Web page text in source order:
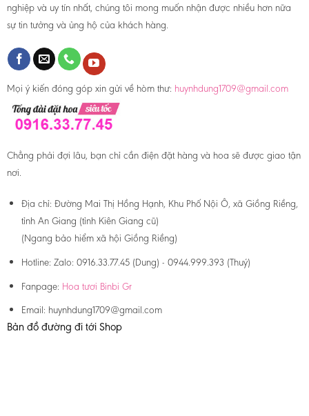
nghiệp và uy tín nhất, chúng tôi mong muốn nhận được nhiều hơn nữa
sự tin tưởng và ủng hộ của khách hàng.
Mọi ý kiến đóng góp xin gửi về hòm thư: huynhdung1709@gmail.com
Chẳng phải đợi lâu, bạn chỉ cần điện đặt hàng và hoa sẽ được giao tận
nơi.
Địa chỉ: Đường Mai Thị Hồng Hạnh, Khu Phố Nội Ô, xã Giồng Riềng,
tỉnh An Giang (tỉnh Kiên Giang cũ)
(Ngang bảo hiểm xã hội Giồng Riềng)
Hotline: Zalo: 0916.33.77.45 (Dung) - 0944.999.393 (Thuý)
Fanpage: Hoa tươi Binbi Gr
Email: huynhdung1709@gmail.com
Bản đồ đường đi tới Shop